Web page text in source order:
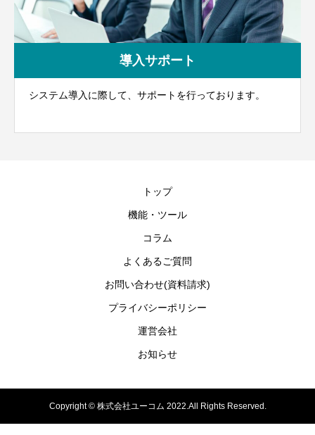
導入サポート
システム導入に際して、サポートを行っております。
トップ
機能・ツール
コラム
よくあるご質問
お問い合わせ(資料請求)
プライバシーポリシー
運営会社
お知らせ
Copyright © 株式会社ユーコム 2022.All Rights Reserved.